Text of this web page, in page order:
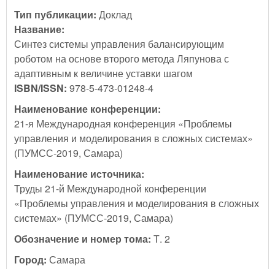
Тип публикации: Доклад
Название:
Синтез системы управления балансирующим
роботом на основе второго метода Ляпунова с
адаптивным к величине уставки шагом
ISBN/ISSN: 978-5-473-01248-4
Наименование конференции:
21-я Международная конференция «Проблемы
управления и моделирования в сложных системах»
(ПУМСС-2019, Самара)
Наименование источника:
Труды 21-й Международной конференции
«Проблемы управления и моделирования в сложных
системах» (ПУМСС-2019, Самара)
Обозначение и номер тома: Т. 2
Город: Самара